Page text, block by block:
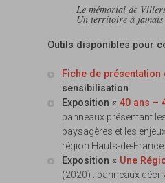
Le mémorial de
Un territoire à
Outils disponibles pour
Fiche de présentation
sensibilisation
Exposition « 40 ans –
panneaux présentant
paysagères et les
région Hauts-de-France
Exposition « Une
(2020) : panneaux